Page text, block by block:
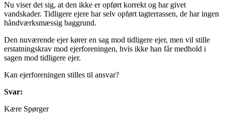
Nu viser det sig, at den ikke er opført korrekt og har givet
vandskader. Tidligere ejere har selv opført tagterrassen, de har ingen
håndværksmæssig baggrund.
Den nuværende ejer kører en sag mod tidligere ejer, men vil stille
erstatningskrav mod ejerforeningen, hvis ikke han får medhold i
sagen mod tidligere ejer.
Kan ejerforeningen stilles til ansvar?
Svar:
Kære Spørger